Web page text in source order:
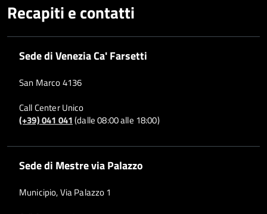
Recapiti e contatti
Sede di Venezia Ca' Farsetti
San Marco 4136
Call Center Unico
(+39) 041 041(dalle 08:00 alle 18:00)
Sede di Mestre via Palazzo
Municipio, Via Palazzo 1